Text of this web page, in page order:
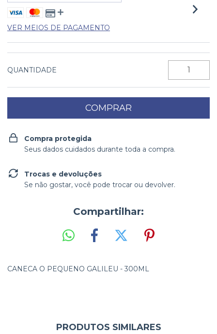
VER MEIOS DE PAGAMENTO
QUANTIDADE
Compra protegida
Seus dados cuidados durante toda a compra.
Trocas e devoluções
Se não gostar, você pode trocar ou devolver.
Compartilhar:
CANECA O PEQUENO GALILEU - 300ML
PRODUTOS SIMILARES